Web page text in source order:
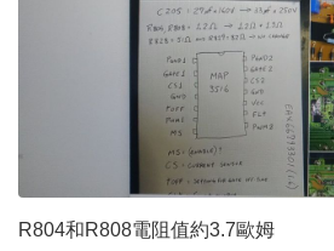
R804和R808電阻值約3.7歐姆